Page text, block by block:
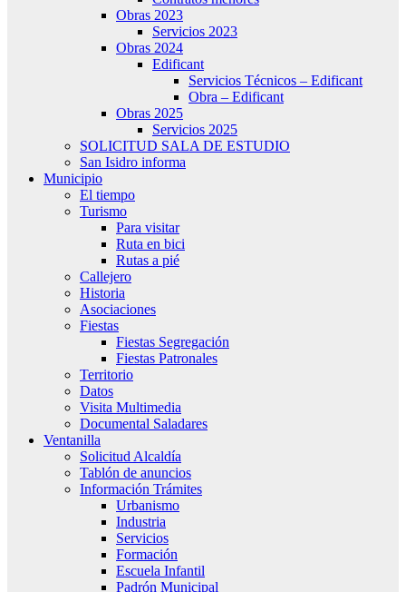
Obras 2023
Servicios 2023
Obras 2024
Edificant
Servicios Técnicos – Edificant
Obra – Edificant
Obras 2025
Servicios 2025
SOLICITUD SALA DE ESTUDIO
San Isidro informa
Municipio
El tiempo
Turismo
Para visitar
Ruta en bici
Rutas a pié
Callejero
Historia
Asociaciones
Fiestas
Fiestas Segregación
Fiestas Patronales
Territorio
Datos
Visita Multimedia
Documental Saladares
Ventanilla
Solicitud Alcaldía
Tablón de anuncios
Información Trámites
Urbanismo
Industria
Servicios
Formación
Escuela Infantil
Padrón Municipal